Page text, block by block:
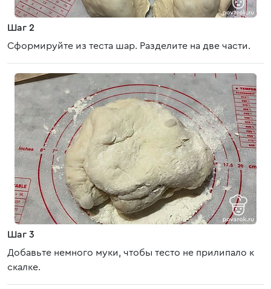
Шаг 2
Сформируйте из теста шар. Разделите на две части.
Шаг 3
Добавьте немного муки, чтобы тесто не прилипало к
скалке.